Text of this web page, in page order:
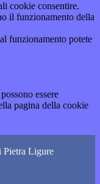
cookie consentire.
il funzionamento della
funzionamento potete
essere
pagina della cookie
Pietra Ligure